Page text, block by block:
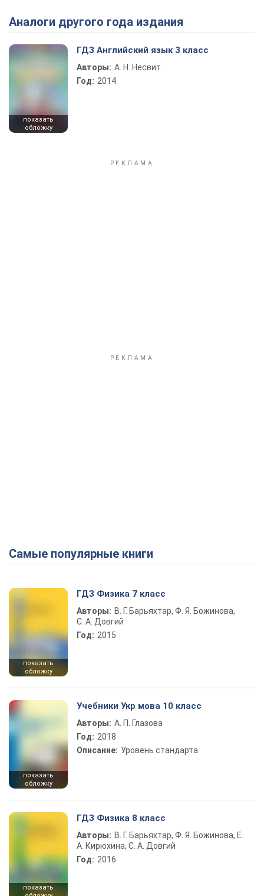
Play Video
Аналоги другого года издания
показать
обложку
ГДЗ Английский язык 3 класс
Авторы: А. Н. Несвит
Год: 2014
Самые популярные книги
показать
обложку
ГДЗ Физика 7 класс
Авторы: В. Г. Барьяхтар, Ф. Я. Божинова,
С. А. Довгий
Год: 2015
показать
обложку
Учебники Укр мова 10 класс
Авторы: А. П. Глазова
Год: 2018
Описание: Уровень стандарта
показать
ГДЗ Физика 8 класс
Авторы: В. Г. Барьяхтар, Ф. Я. Божинова, Е.
А. Кирюхина, С. А. Довгий
Год: 2016